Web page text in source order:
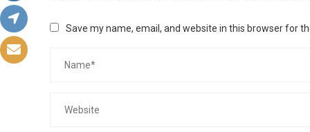
Save my name, email, and website in this browser for